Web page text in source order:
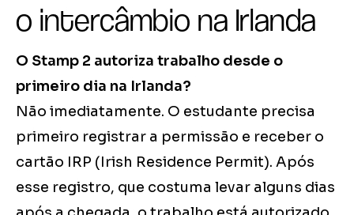
o intercâmbio na Irlanda
O Stamp 2 autoriza trabalho desde o
primeiro dia na Irlanda?
Não imediatamente. O estudante precisa
primeiro registrar a permissão e receber o
cartão IRP (Irish Residence Permit). Após
esse registro, que costuma levar alguns dias